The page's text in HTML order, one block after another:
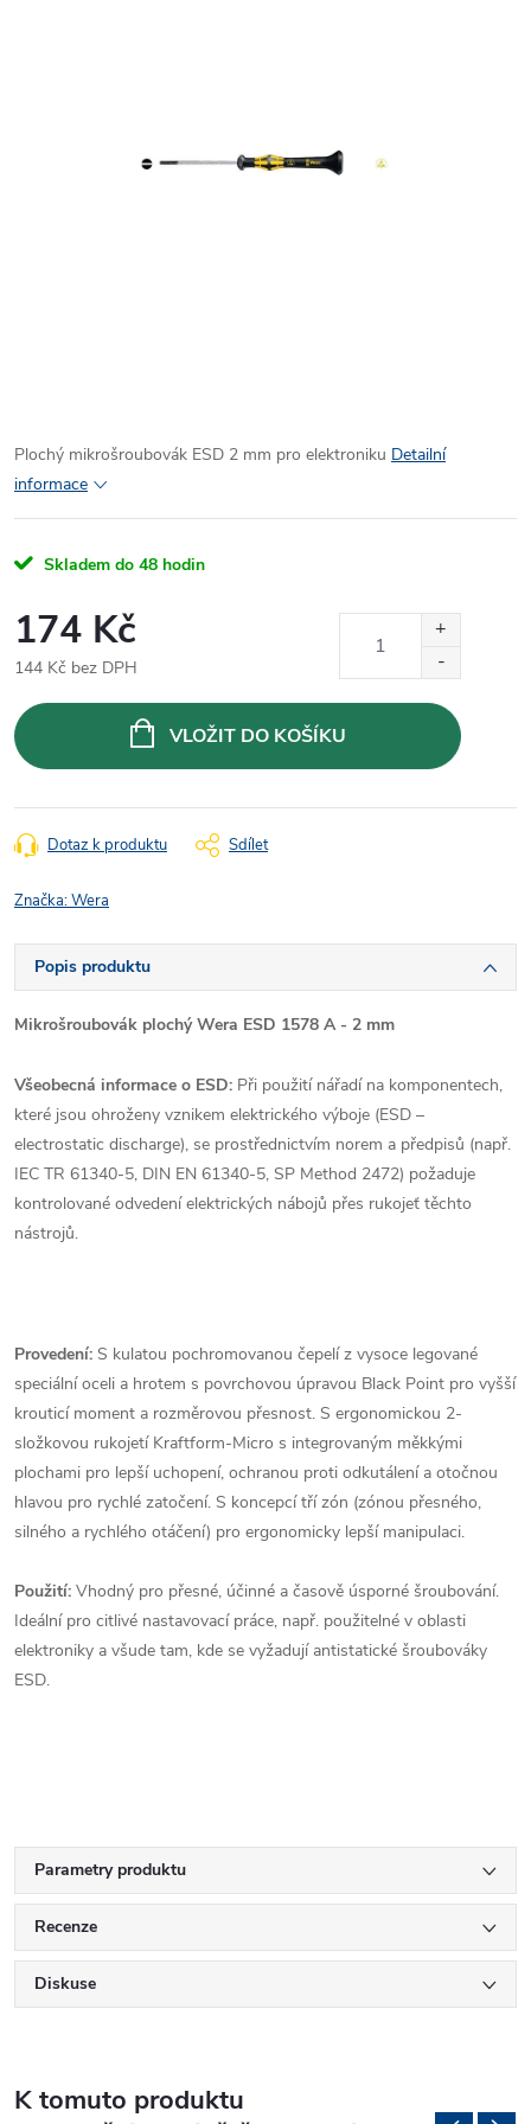
Plochý mikrošroubovák ESD 2 mm pro elektroniku Detailní
informace
Skladem do 48 hodin
174 Kč
144 Kč bez DPH
cena:
VLOŽIT DO KOŠÍKU
Dotaz k produktu Sdílet
Značka:Wera
Popis produktu
Mikrošroubovák plochý Wera ESD 1578 A - 2 mm
Všeobecná informace o ESD: Při použití nářadí na komponentech,
které jsou ohroženy vznikem elektrického výboje (ESD –
electrostatic discharge), se prostřednictvím norem a předpisů (např.
IEC TR 61340-5, DIN EN 61340-5, SP Method 2472) požaduje
kontrolované odvedení elektrických nábojů přes rukojeť těchto
nástrojů.
Provedení: S kulatou pochromovanou čepelí z vysoce legované
speciální oceli a hrotem s povrchovou úpravou Black Point pro vyšší
krouticí moment a rozměrovou přesnost. S ergonomickou 2-
složkovou rukojetí Kraftform-Micro s integrovaným měkkými
plochami pro lepší uchopení, ochranou proti odkutálení a otočnou
hlavou pro rychlé zatočení. S koncepcí tří zón (zónou přesného,
silného a rychlého otáčení) pro ergonomicky lepší manipulaci.
Použití: Vhodný pro přesné, účinné a časově úsporné šroubování.
Ideální pro citlivé nastavovací práce, např. použitelné v oblasti
elektroniky a všude tam, kde se vyžadují antistatické šroubováky
ESD.
Parametry produktu
Recenze
Diskuse
K tomuto produktu